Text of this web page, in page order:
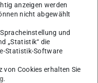
umfassenden Zugriff
vorhanden digitalen
einen primären
die im Rahmen
digitale Medien“
anzeigen werden
nicht abgewählt
und
„Statistik“ die
Statistik-Software
Cookies erhalten Sie
.